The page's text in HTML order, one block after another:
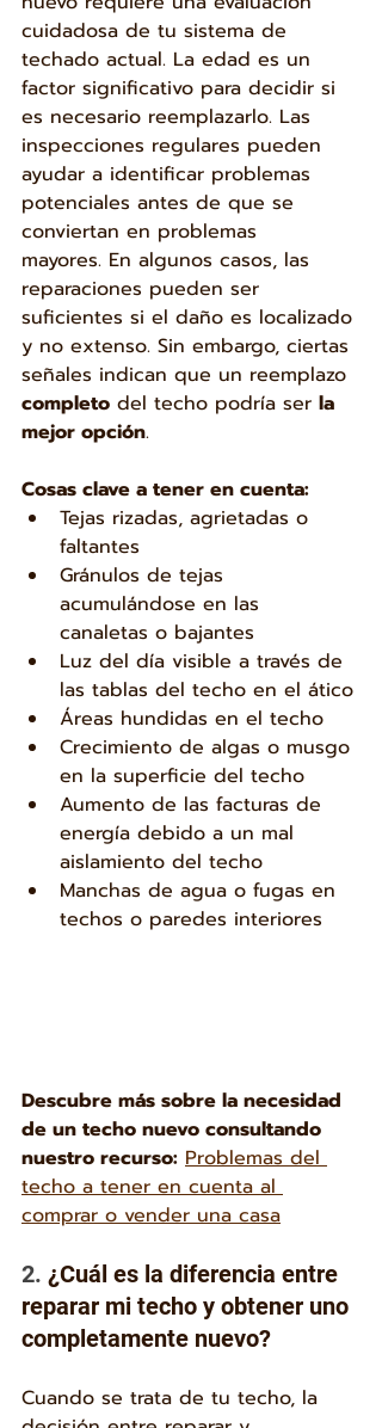
cuidadosa de tu sistema de
techado actual. La edad es un
factor significativo para decidir si
es necesario reemplazarlo. Las
inspecciones regulares pueden
ayudar a identificar problemas
potenciales antes de que se
conviertan en problemas
mayores. En algunos casos, las
reparaciones pueden ser
suficientes si el daño es localizado
y no extenso. Sin embargo, ciertas
señales indican que un reemplazo
completo del techo podría ser la
mejor opción.
Cosas clave a tener en cuenta:
Tejas rizadas, agrietadas o
faltantes
Gránulos de tejas
acumulándose en las
canaletas o bajantes
Luz del día visible a través de
las tablas del techo en el ático
Áreas hundidas en el techo
Crecimiento de algas o musgo
en la superficie del techo
Aumento de las facturas de
energía debido a un mal
aislamiento del techo
Manchas de agua o fugas en
techos o paredes interiores
Descubre más sobre la necesidad
de un techo nuevo consultando
nuestro recurso: Problemas del
techo a tener en cuenta al
comprar o vender una casa
2. ¿Cuál es la diferencia entre
reparar mi techo y obtener uno
completamente nuevo?
Cuando se trata de tu techo, la